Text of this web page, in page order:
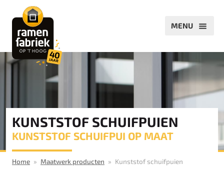
KUNSTSTOF SCHUIFPUIEN
KUNSTSTOF SCHUIFPUI OP MAAT
Home Maatwerk producten Kunststof schuifpuien